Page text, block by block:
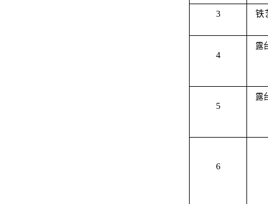
3 铁
4
露
5
露
6